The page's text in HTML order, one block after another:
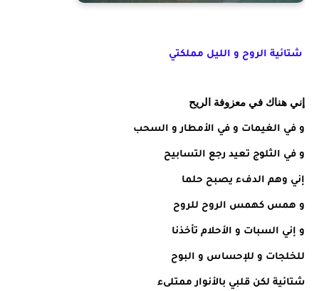
شتائية الروح و الليل مملكتي
إني هناك في معزوفة الريح
و في الغيمات و في الأمطار و السحب
و في الثلوج تعيد رجع التسابيح
إني وهم الدفء يصبح حلما
و همس كهمس الروح للروح
و إني السبات و الأحلام تأخذنا
للخلجات و للإحساس و البوح
شتائية لكن قلبي بالأنوار ممتلىء